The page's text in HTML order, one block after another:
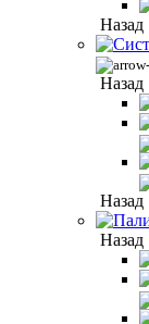
Назад
Назад
Назад
Назад